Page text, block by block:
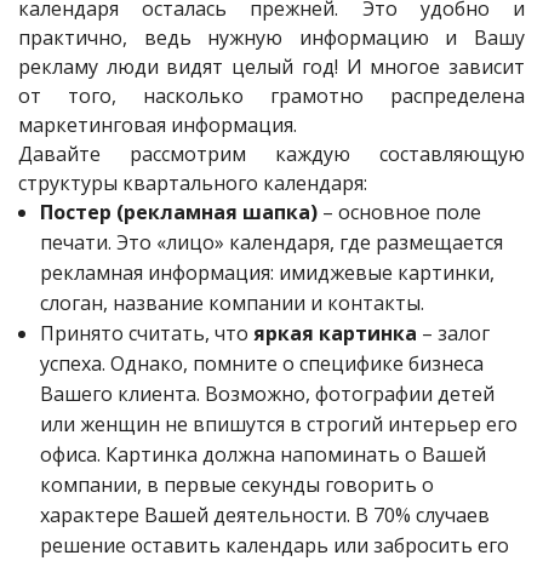
календаря осталась прежней. Это удобно и
практично, ведь нужную информацию и Вашу
рекламу люди видят целый год! И многое зависит
от того, насколько грамотно распределена
маркетинговая информация.
Давайте рассмотрим каждую составляющую
структуры квартального календаря:
Постер (рекламная шапка)– основное поле
печати. Это «лицо» календаря, где размещается
рекламная информация: имиджевые картинки,
слоган, название компании и контакты.
Принято считать, что яркая картинка – залог
успеха. Однако, помните о специфике бизнеса
Вашего клиента. Возможно, фотографии детей
или женщин не впишутся в строгий интерьер его
офиса. Картинка должна напоминать о Вашей
компании, в первые секунды говорить о
характере Вашей деятельности. В 70% случаев
решение оставить календарь или забросить его